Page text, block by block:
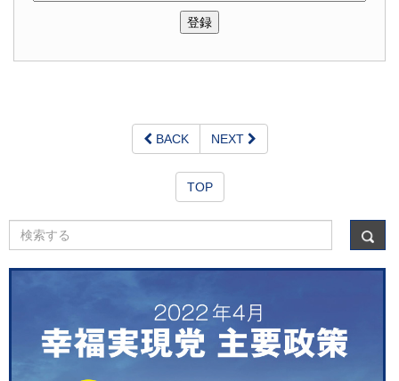
BACK NEXT
TOP